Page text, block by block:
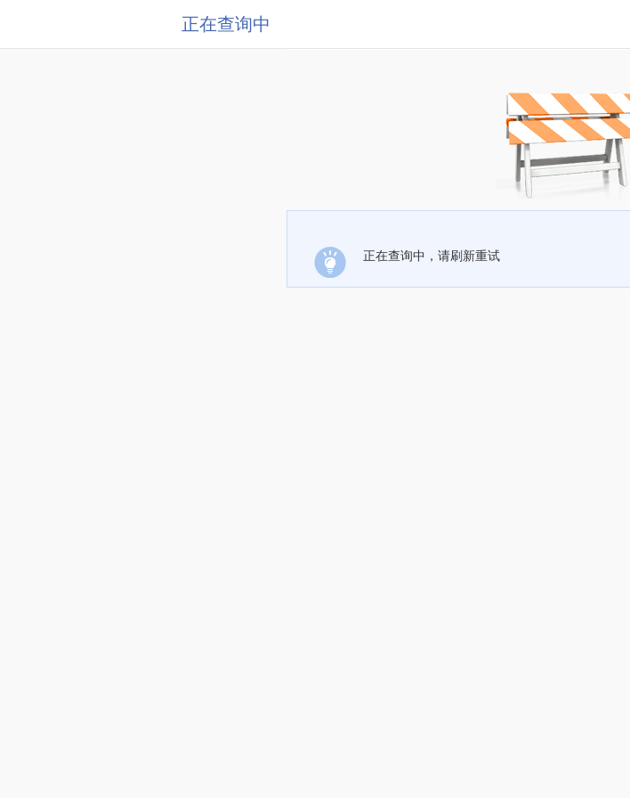
正在查询中
正在查询中，请刷新重试